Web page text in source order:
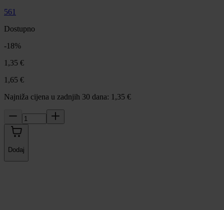
561
Dostupno
-18%
1,35 €
1,65 €
Najniža cijena u zadnjih 30 dana: 1,35 €
Dodaj